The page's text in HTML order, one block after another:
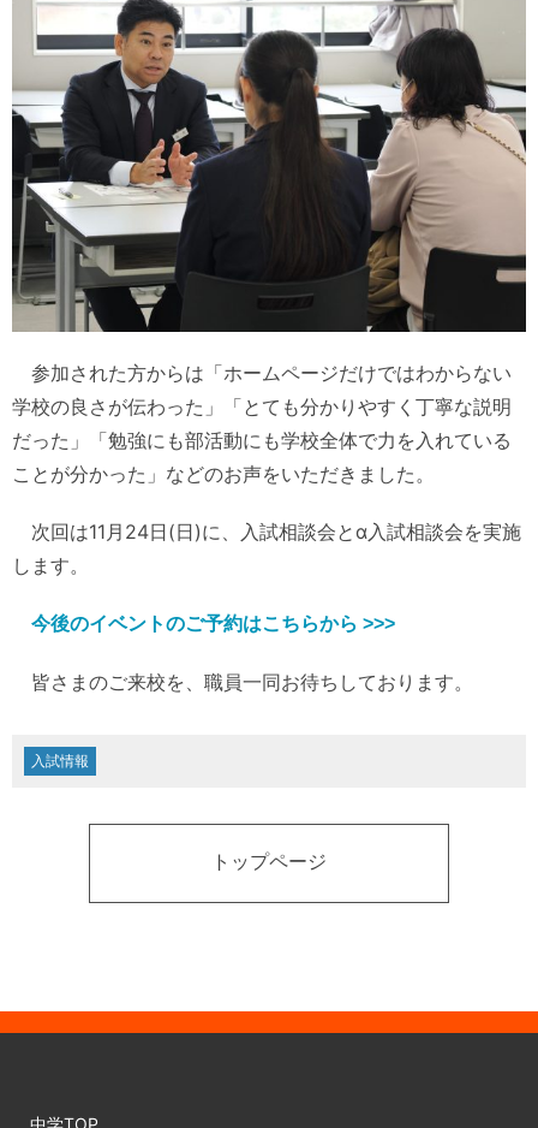
参加された方からは「ホームページだけではわからない
学校の良さが伝わった」「とても分かりやすく丁寧な説明
だった」「勉強にも部活動にも学校全体で力を入れている
ことが分かった」などのお声をいただきました。
次回は11月24日(日)に、入試相談会とα入試相談会を実施
します。
今後のイベントのご予約はこちらから >>>
皆さまのご来校を、職員一同お待ちしております。
入試情報
トップページ